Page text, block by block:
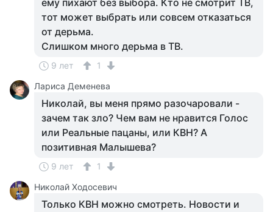
ему пихают без выбора. Кто не смотрит ТВ,
тот может выбрать или совсем отказаться
от дерьма.
Слишком много дерьма в ТВ.
9 лет
1
Лариса Деменева
Николай, вы меня прямо разочаровали -
зачем так зло? Чем вам не нравится Голос
или Реальные пацаны, или КВН? А
позитивная Малышева?
9 лет
1
Николай Ходосевич
Только КВН можно смотреть. Новости и